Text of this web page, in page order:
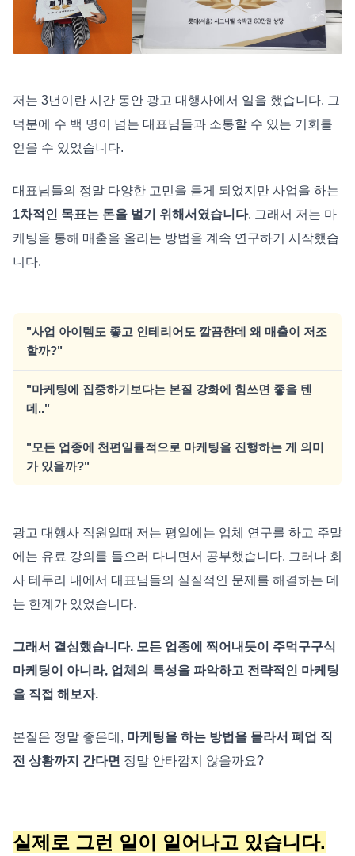
저는 3년이란 시간 동안 광고 대행사에서 일을 했습니다. 그
덕분에 수 백 명이 넘는 대표님들과 소통할 수 있는 기회를
얻을 수 있었습니다.
대표님들의 정말 다양한 고민을 듣게 되었지만 사업을 하는
1차적인 목표는 돈을 벌기 위해서였습니다. 그래서 저는 마
케팅을 통해 매출을 올리는 방법을 계속 연구하기 시작했습
니다.
"사업 아이템도 좋고 인테리어도 깔끔한데 왜 매출이 저조
할까?"
"마케팅에 집중하기보다는 본질 강화에 힘쓰면 좋을 텐
데.."
"모든 업종에 천편일률적으로 마케팅을 진행하는 게 의미
가 있을까?"
광고 대행사 직원일때 저는 평일에는 업체 연구를 하고 주말
에는 유료 강의를 들으러 다니면서 공부했습니다. 그러나 회
사 테두리 내에서 대표님들의 실질적인 문제를 해결하는 데
는 한계가 있었습니다.
그래서 결심했습니다. 모든 업종에 찍어내듯이 주먹구구식
마케팅이 아니라, 업체의 특성을 파악하고 전략적인 마케팅
을 직접 해보자.
본질은 정말 좋은데, 마케팅을 하는 방법을 몰라서 폐업 직
전 상황까지 간다면 정말 안타깝지 않을까요?
실제로 그런 일이 일어나고 있습니다.